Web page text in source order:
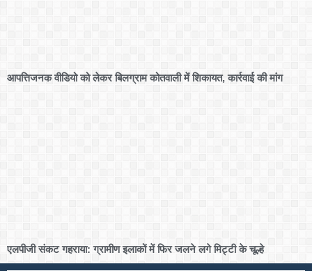
आपत्तिजनक वीडियो को लेकर बिलग्राम कोतवाली में शिकायत, कार्रवाई की मांग
एलपीजी संकट गहराया: ग्रामीण इलाकों में फिर जलने लगे मिट्टी के चूल्हे